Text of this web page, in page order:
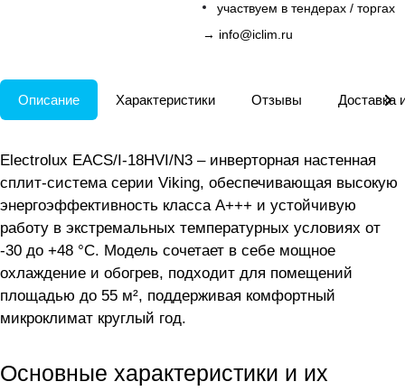
участвуем в тендерах / торгах
→ info@iclim.ru
Описание Характеристики Отзывы Доставка
Electrolux EACS/I-18HVI/N3 – инверторная настенная
сплит-система серии Viking, обеспечивающая высокую
энергоэффективность класса A+++ и устойчивую
работу в экстремальных температурных условиях от
-30 до +48 °C. Модель сочетает в себе мощное
охлаждение и обогрев, подходит для помещений
площадью до 55 м², поддерживая комфортный
микроклимат круглый год.
Основные характеристики и их